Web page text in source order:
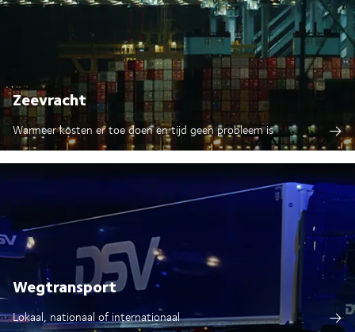
Zeevracht
Wanneer kosten er toe doen en tijd geen probleem is
Wegtransport
Lokaal, nationaal of internationaal